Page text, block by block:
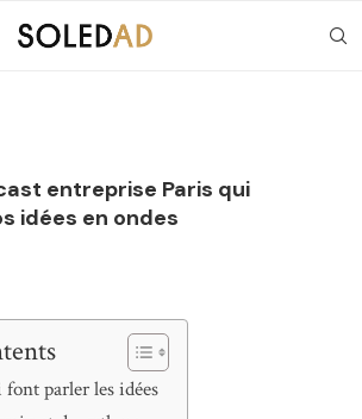
entreprise Paris qui
idées en ondes
parler les idées